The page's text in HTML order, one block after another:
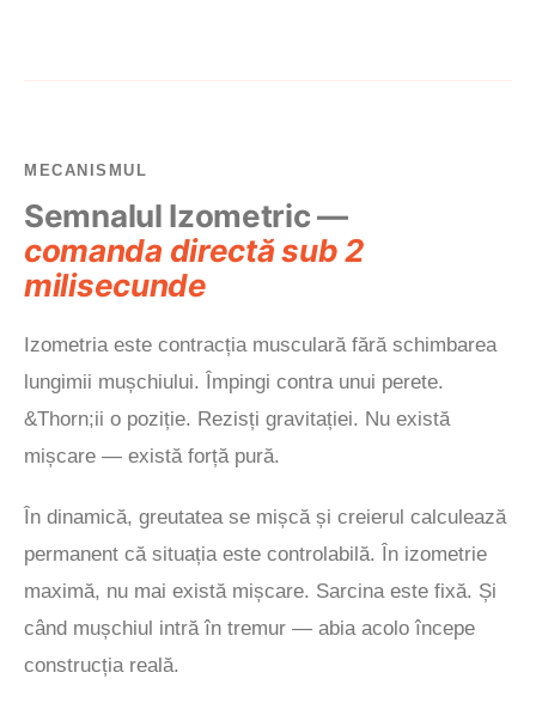
MECANISMUL
Semnalul Izometric —
comanda directă sub 2
milisecunde
Izometria este contracția musculară fără schimbarea
lungimii mușchiului. Împingi contra unui perete.
&Thorn;ii o poziție. Rezisți gravitației. Nu există
mișcare — există forță pură.
În dinamică, greutatea se mișcă și creierul calculează
permanent că situația este controlabilă. În izometrie
maximă, nu mai există mișcare. Sarcina este fixă. Și
când mușchiul intră în tremur — abia acolo începe
construcția reală.